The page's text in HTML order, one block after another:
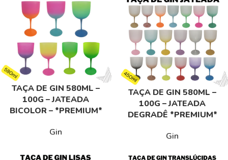
TAÇA DE GIN 580ML –
100G – JATEADA
BICOLOR – *PREMIUM*
Gin
TAÇA DE GIN 580ML –
100G – JATEADA
DEGRADÊ *PREMIUM*
Gin